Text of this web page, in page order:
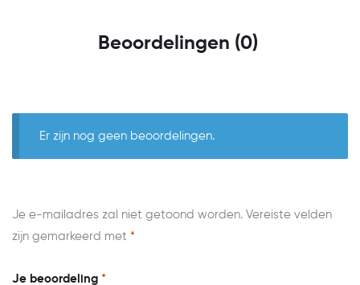
Beoordelingen (0)
Er zijn nog geen beoordelingen.
Je e-mailadres zal niet getoond worden. Vereiste velden
zijn gemarkeerd met *
Je beoordeling *